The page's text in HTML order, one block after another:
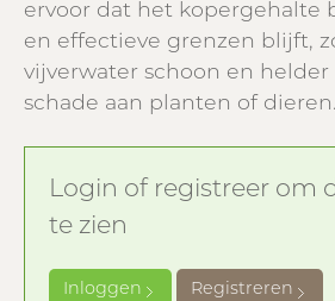
ervoor dat het kopergehalte
en effectieve grenzen blijft,
vijverwater schoon en
schade aan planten of dieren.
Login of registreer om
te zien
Inloggen Registreren